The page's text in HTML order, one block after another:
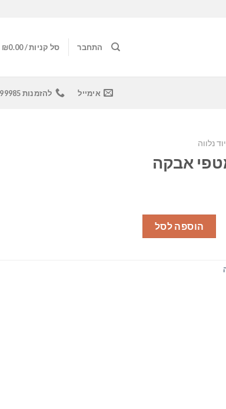
התחבר סל קניות / ₪0.00
אימייל להזמנות 03-5599985
נלווה
אבקה
למטפי אבקההוספה לסל